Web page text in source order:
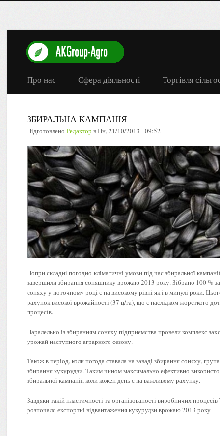
Про нас Сфера діяльності Торгівля
ЗБИРАЛЬНА КАМПАНІЯ
Підготовлено Редактор вПн, 21/10/2013 - 09:52
Попри складні погодно-кліматичні умови під час збиральної
завершили збирання соняшнику врожаю 2013 року. Зібрано 100 %
соняху у поточному році є на високому рівні як і в минулі роки.
рахунок високої врожайності (37 ц/га), що є наслідком жорсткого
процесів.
Паралельно із збиранням соняху підприємства провели комплекс
урожай наступного аграрного сезону.
Також в період, коли погода ставала на заваді збирання соняху,
збирання кукурудзи. Таким чином максимально ефективно
збиральної кампанії, коли кожен день є на важливому рахунку.
Завдяки такій пластичності та організованості виробничих
розпочало експортні відвантаження кукурудзи врожаю 2013 року